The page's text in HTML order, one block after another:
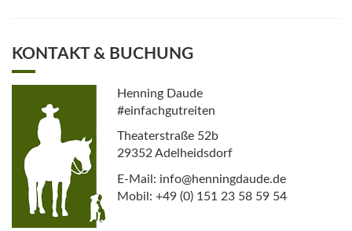
KONTAKT & BUCHUNG
Henning Daude
#einfachgutreiten
Theaterstraße 52b
29352 Adelheidsdorf
E-Mail: info@henningdaude.de
Mobil: +49 (0) 151 23 58 59 54